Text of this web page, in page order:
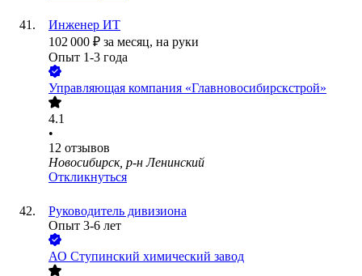
Инженер ИТ
102 000 ₽ за месяц, на руки
Опыт 1-3 года
Управляющая компания «Главновосибирскстрой»
4.1
•
12 отзывов
Новосибирск, р-н Ленинский
Откликнуться
Руководитель дивизиона
Опыт 3-6 лет
АО Ступинский химический завод